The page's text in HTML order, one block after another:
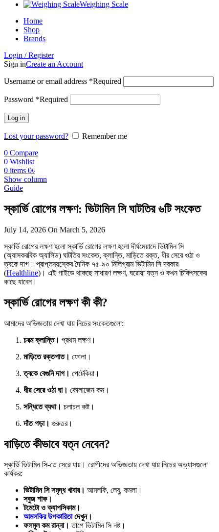
Weighing Scale
Home
Shop
Brands
Login / Register
Sign inCreate an Account
Username or email address *Required
Password *Required
Log in
Lost your password?
Remember me
0 Compare
0 Wishlist
0 items 0৳
Show column
Guide
স্কার্ভি রোগের লক্ষণ: ভিটামিন সি ঘাটতির ৬টি সংকেত
July 14, 2026 On March 5, 2026
স্কার্ভি রোগের লক্ষণ হলো স্কার্ভি রোগের লক্ষণ হলো দীর্ঘমেয়াদে ভিটামিন সি
(অ্যাসকরবিক অ্যাসিড) ঘাটতির সংকেত, ক্লান্তি, মাড়িতে রক্ত, ধীর সেরে ওঠা ও
ত্বকে দাগ। প্রাপ্তবয়স্কের দৈনিক ৭৫-৯০ মিলিগ্রাম ভিটামিন সি দরকার
(Healthline)। এই গাইডে থাকছে সাধারণ লক্ষণ, ঘরোয়া যত্ন ও কখন চিকিৎসকের
কাছে যাবেন।
স্কার্ভি রোগের লক্ষণ কী কী?
আমাদের অভিজ্ঞতায় দেখা যায় নিচের সংকেতগুলো:
চরম ক্লান্তি। প্রথম লক্ষণ।
মাড়িতে রক্তপাত। ফোলা।
ত্বকে বেগুনি দাগ। পেটেকিয়া।
ধীর সেরে ওঠা ঘা। কোলাজেন কম।
সন্ধিতে ব্যথা। চলাচল কষ্ট।
দাঁত পড়া। গুরুতর।
বাড়িতে কীভাবে যত্ন নেবেন?
স্কার্ভি ভিটামিন সি-তে সেরে যায়। রোগীদের অভিজ্ঞতায় দেখা যায় নিচের অভ্যাসগুলো
কার্যকর:
ভিটামিন সি সমৃদ্ধ খাবার। আমলকি, লেবু, কমলা।
সবুজ শাক।
টমেটো ও ক্যাপসিকাম।
আমলকির উপকারিতাদেখুন।
ফলমূল কম রান্না। তাপে ভিটামিন সি নষ্ট।